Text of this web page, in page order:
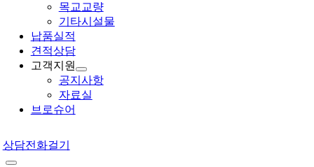
목교교량
기타시설물
납품실적
견적상담
고객지원
공지사항
자료실
브로슈어
상담전화걸기